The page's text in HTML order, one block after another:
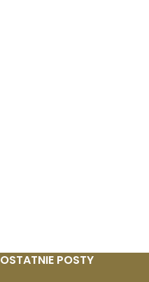
OSTATNIE POSTY